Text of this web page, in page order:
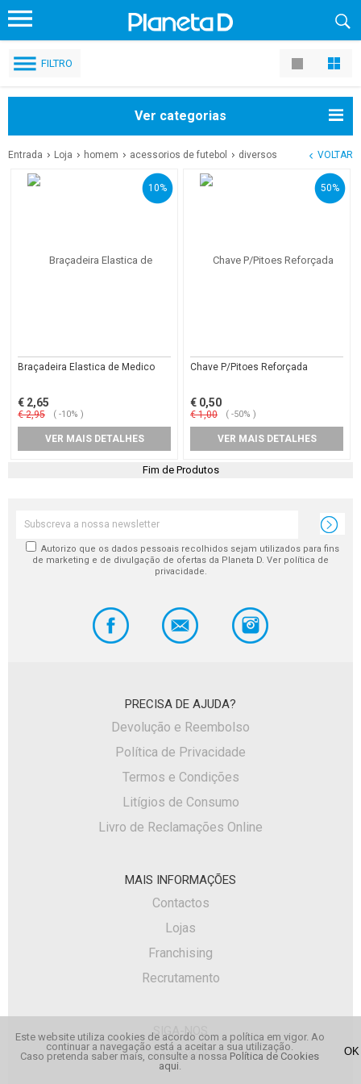
Ver categorias
FILTRO
Entrada Loja homem acessorios de futebol diversos VOLTAR
10%
Braçadeira Elastica de Medico
€ 2,65
€ 2,95 ( -10% )
VER MAIS DETALHES
50%
Chave P/Pitoes Reforçada
€ 0,50
€ 1,00 ( -50% )
VER MAIS DETALHES
Fim de Produtos
Autorizo que os dados pessoais recolhidos sejam utilizados para fins
de marketing e de divulgação de ofertas da Planeta D. Ver política de
privacidade.
PRECISA DE AJUDA?
Devolução e Reembolso
Política de Privacidade
Termos e Condições
Litígios de Consumo
Livro de Reclamações Online
MAIS INFORMAÇÕES
Contactos
Lojas
Franchising
Recrutamento
SIGA-NOS
Facebook
Este website utiliza cookies de acordo com a política em vigor. Ao
continuar a navegação está a aceitar a sua utilização.
Caso pretenda saber mais, consulte a nossa Política de Cookies
aqui.